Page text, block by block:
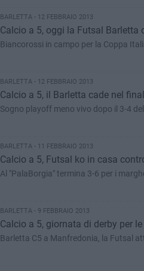
BARLETTA - 12 FEBBRAIO 2013
Calcio a 5, oggi la Futsal Barletta
Biancorossi in campo per la Coppa
BARLETTA - 12 FEBBRAIO 2013
Calcio a 5, il Barletta cade nel
Sogno playoff meno vivo dopo il 3-4
BARLETTA - 11 FEBBRAIO 2013
Calcio a 5, Futsal ko in casa
Al "PalaBorgia" termina 3-6 per i
BARLETTA - 9 FEBBRAIO 2013
Calcio a 5, giornata di derby per
Barletta C5 a Manfredonia, la Futsal